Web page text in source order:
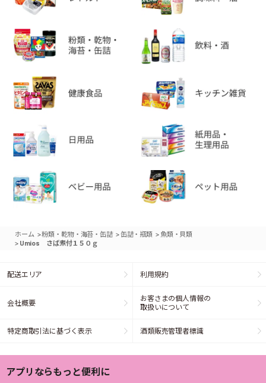
ホーム >粉類・乾物・海苔・缶詰 >缶詰・瓶類 > 魚類・貝類
> Umios さば煮付１５０ｇ
配送エリア 利用規約
会社概要
お客さまの個人情報の
取扱いについて
特定商取引法に基づく表示 酒類販売管理者標識
アプリならもっと便利に